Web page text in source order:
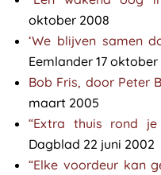
oktober 2008
‘We blijven samen
Eemlander 17 oktober
Bob Fris, door Peter
maart 2005
“Extra thuis rond je
Dagblad 22 juni 2002
“Elke voordeur kan